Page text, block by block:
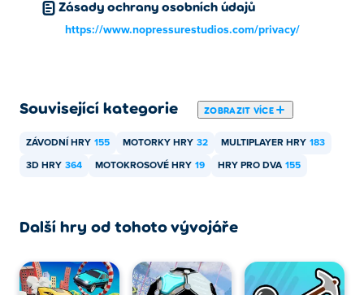
Crazy Bikes lze hrát na počítači a mobilních zařízeních,
Ano! Crazy Bikes je hra pro více hráčů, takže můžete hrát
lokálně se svými přáteli!
Zásady ochrany osobních údajů
https://www.nopressurestudios.com/privacy/
Související kategorie ZOBRAZIT VÍCE
ZÁVODNÍ HRY 155 MOTORKY HRY 32 MULTIPLAYER HRY 183
3D HRY 364 MOTOKROSOVÉ HRY 19 HRY PRO DVA 155
Další hry od tohoto vývojáře